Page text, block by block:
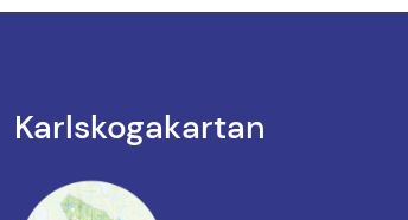
Karlskoga­kartan